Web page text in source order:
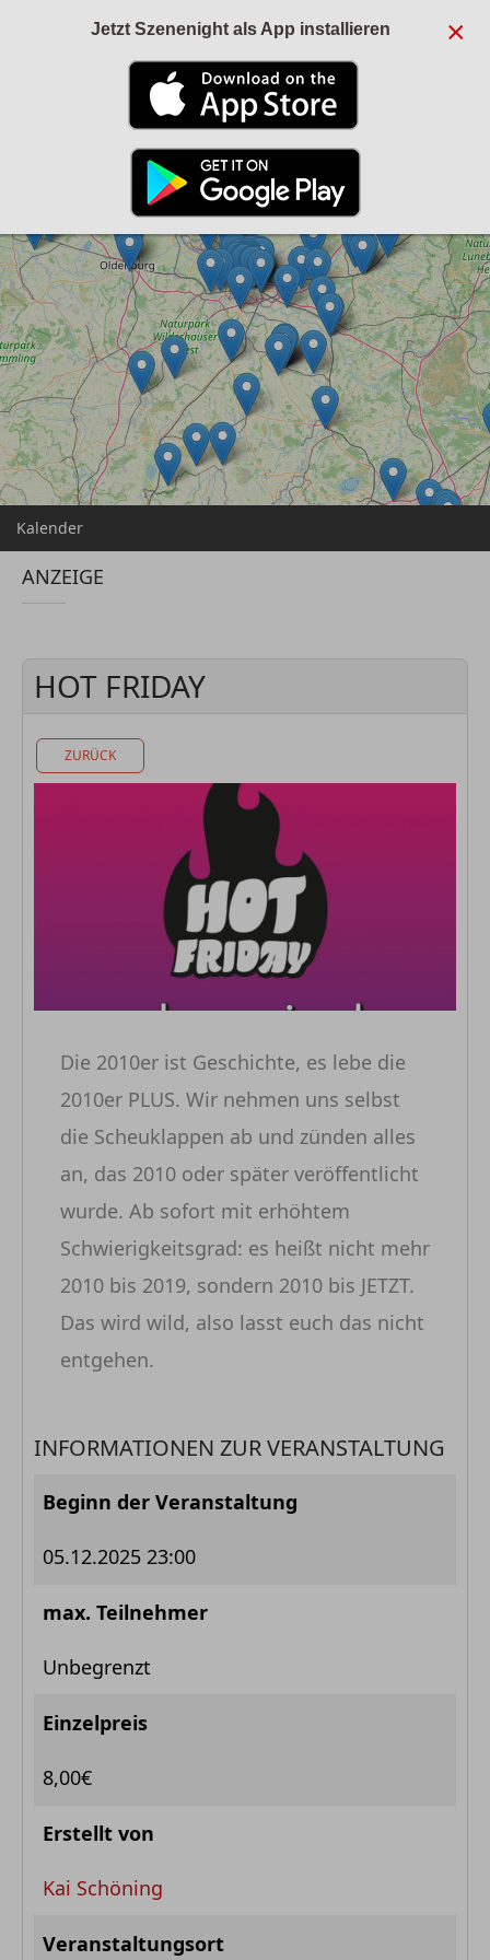
Kalender
ANZEIGE
HOT FRIDAY
ZURÜCK
Die 2010er ist Geschichte, es lebe die
2010er PLUS. Wir nehmen uns selbst
die Scheuklappen ab und zünden alles
an, das 2010 oder später veröffentlicht
wurde. Ab sofort mit erhöhtem
Schwierigkeitsgrad: es heißt nicht mehr
2010 bis 2019, sondern 2010 bis JETZT.
Das wird wild, also lasst euch das nicht
entgehen.
INFORMATIONEN ZUR VERANSTALTUNG
Beginn der Veranstaltung
05.12.2025 23:00
max. Teilnehmer
Unbegrenzt
Einzelpreis
8,00€
Erstellt von
Kai Schöning
Veranstaltungsort
×
Jetzt Szenenight als App installieren